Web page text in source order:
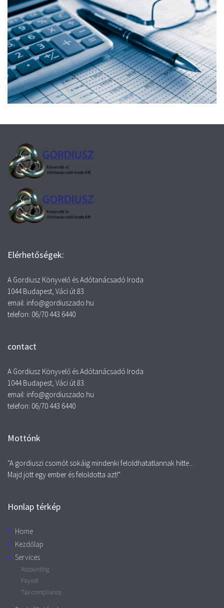
Elérhetőségek:
A Gordiusz Könyvelő és Adótanácsadó Iroda
1044 Budapest, Váci út 83.
email: info@gordiuszado.hu
telefon: 06/70 443 6440
contact
A Gordiusz Könyvelő és Adótanácsadó Iroda
1044 Budapest, Váci út 83.
email: info@gordiuszado.hu
telefon: 06/70 443 6440
Mottónk
"A gordiuszi csomót sokáig mindenki feloldhatatlannak hitte...
Majd jött egy ember és feloldotta azt!"
Honlap térkép
Home
Kezdőlap
Services
Accounting
Payroll
Tax compliance